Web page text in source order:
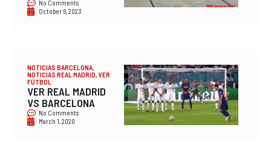
No Comments
October 6, 2023
NOTICIAS BARCELONA,
NOTICIAS REAL MADRID, VER
FÚTBOL
VER REAL MADRID
VS BARCELONA
No Comments
March 1, 2020